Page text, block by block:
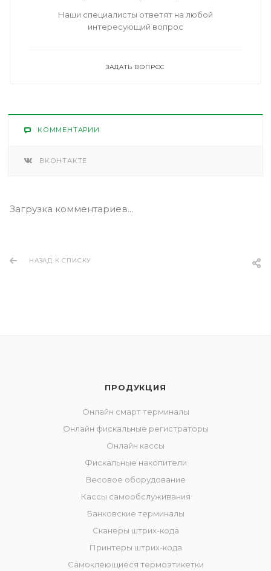
Наши специалисты ответят на любой
интересующий вопрос
ЗАДАТЬ ВОПРОС
КОММЕНТАРИИ
ВКОНТАКТЕ
Загрузка комментариев...
НАЗАД К СПИСКУ
ПРОДУКЦИЯ
Онлайн смарт терминалы
Онлайн фискальные регистраторы
Онлайн кассы
Фискальные накопители
Весовое оборудование
Кассы самообслуживания
Банковские терминалы
Сканеры штрих-кода
Принтеры штрих-кода
Самоклеющиеся термоэтикетки